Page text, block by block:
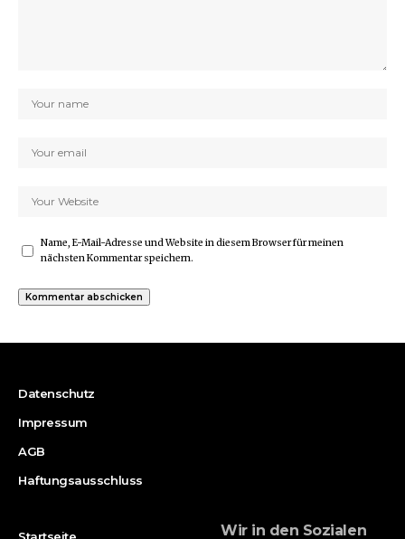
Name, E-Mail-Adresse und Website in diesem Browser für meinen
nächsten Kommentar speichern.
Datenschutz
Impressum
AGB
Haftungsausschluss
Wir in den Sozialen